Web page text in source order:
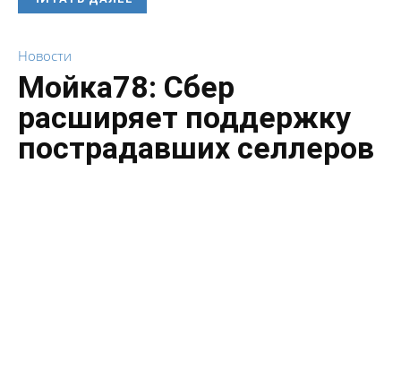
Новости
Мойка78: Сбер
расширяет поддержку
пострадавших селлеров